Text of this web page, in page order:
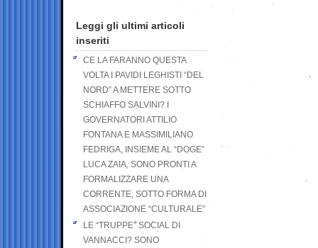
Leggi gli ultimi articoli
inseriti
CE LA FARANNO QUESTA
VOLTA I PAVIDI LEGHISTI “DEL
NORD” A METTERE SOTTO
SCHIAFFO SALVINI? I
GOVERNATORI ATTILIO
FONTANA E MASSIMILIANO
FEDRIGA, INSIEME AL “DOGE”
LUCA ZAIA, SONO PRONTI A
FORMALIZZARE UNA
CORRENTE, SOTTO FORMA DI
ASSOCIAZIONE “CULTURALE”
LE “TRUPPE” SOCIAL DI
VANNACCI? SONO